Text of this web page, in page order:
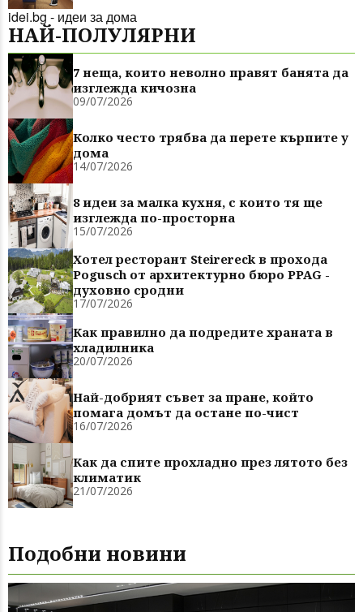
idei.bg - идеи за дома
НАЙ-ПОЛУЛЯРНИ
7 неща, които неволно правят банята да
изглежда кичозна
09/07/2026
Колко често трябва да перете кърпите у
дома
14/07/2026
8 идеи за малка кухня, с които тя ще
изглежда по-просторна
15/07/2026
Хотел ресторант Steirereck в прохода
Pogusch от архитектурно бюро PPAG -
духовно сродни
17/07/2026
Как правилно да подредите храната в
хладилника
20/07/2026
Най-добрият съвет за пране, който
помага домът да остане по-чист
16/07/2026
Как да спите прохладно през лятото без
климатик
21/07/2026
Подобни новини